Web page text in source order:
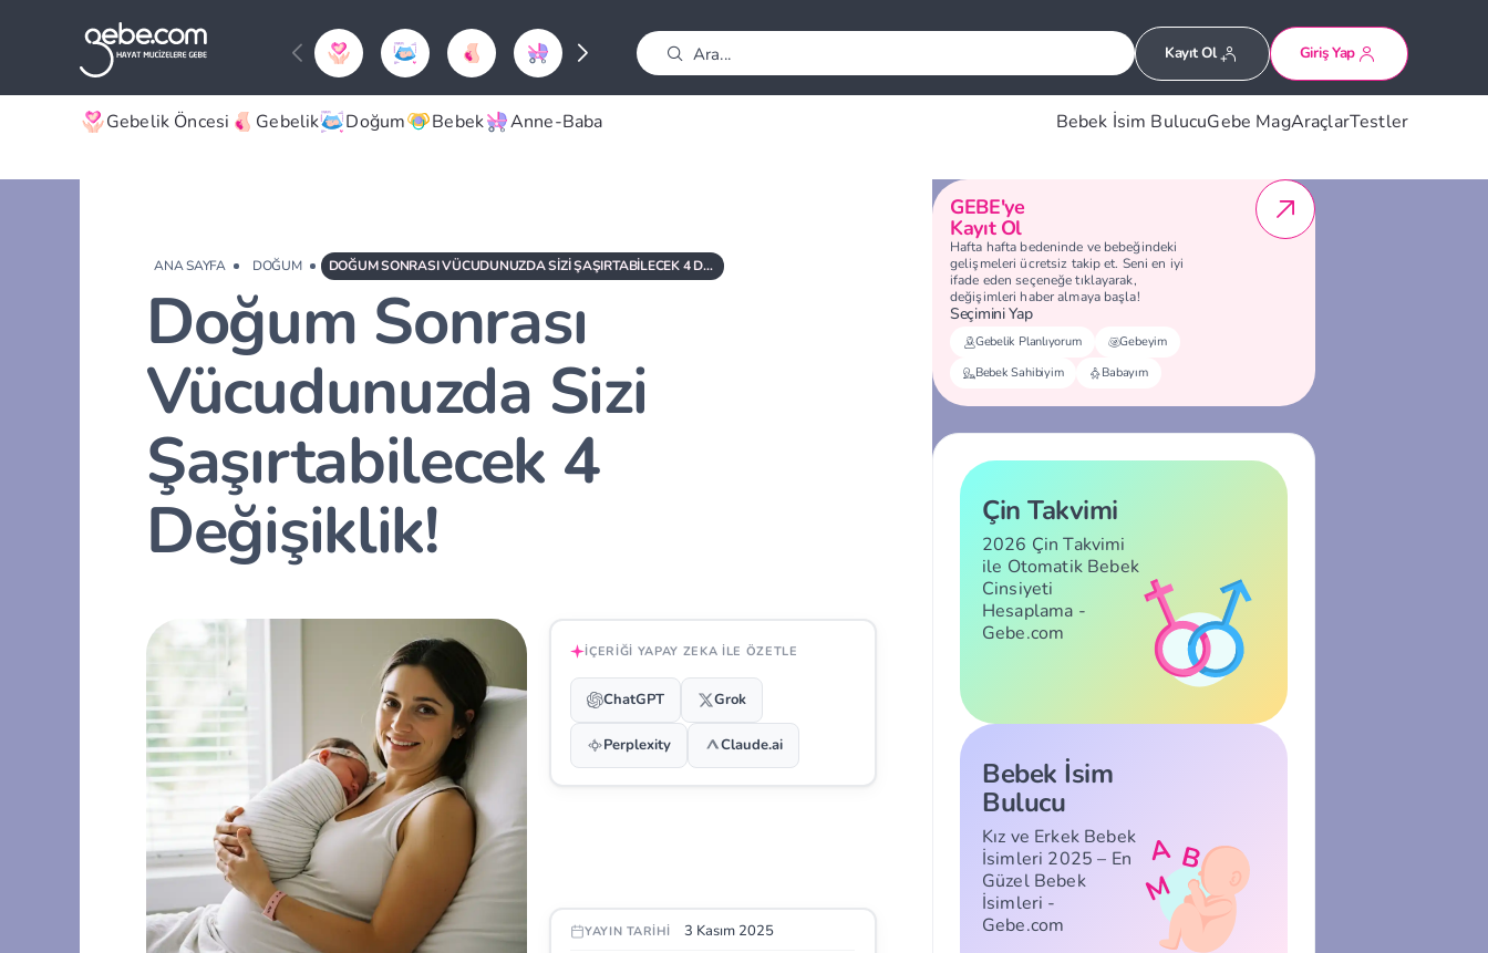
Kayıt Ol Giriş Yap
Gebelik Öncesi Gebelik Doğum Bebek Anne-Baba Bebek İsim BulucuGebe MagAraçlarTestler
ANA SAYFA DOĞUM DOĞUM SONRASI VÜCUDUNUZDA SIZI ŞAŞIRTABILECEK 4 DEĞIŞIKLIK!
Doğum Sonrası
Vücudunuzda Sizi
Şaşırtabilecek 4
Değişiklik!
İÇERIĞI YAPAY ZEKA ILE ÖZETLE
ChatGPT Grok
Perplexity Claude.ai
YAYIN TARIHI 3 Kasım 2025
GEBE'ye
Kayıt Ol
Hafta hafta bedeninde ve bebeğindeki
gelişmeleri ücretsiz takip et. Seni en iyi
ifade eden seçeneğe tıklayarak,
değişimleri haber almaya başla!
Seçimini Yap
Gebelik Planlıyorum
Gebeyim
Bebek Sahibiyim
Babayım
Çin Takvimi
2026 Çin Takvimi
ile Otomatik Bebek
Cinsiyeti
Hesaplama -
Gebe.com
Bebek İsim
Bulucu
Kız ve Erkek Bebek
İsimleri 2025 – En
Güzel Bebek
İsimleri -
Gebe.com